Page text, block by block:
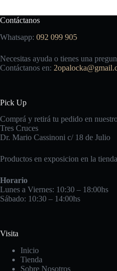
Contáctanos
Whatsapp: 092 099 905
Necesitas ayuda o tienes una
Contáctanos en:
Pick Up
Comprá y retirá tu pedido en
Tres Cruces
Dr. Mario Cassinoni c/ 18 de Julio
Productos en exposicion en la
Horario
Lunes a Viernes: 10:30 – 18:00hs
Sábado: 10:30 – 14:00hs
Visita
Inicio
Tienda
Sobre Nosotros